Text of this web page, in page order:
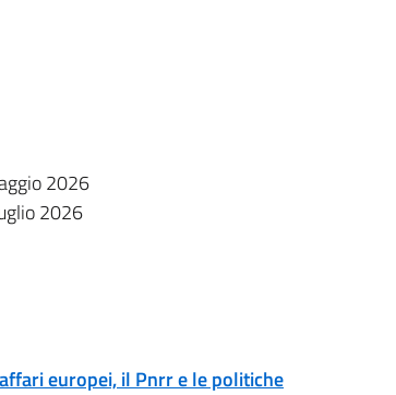
2026
2026
europei, il Pnrr e le politiche